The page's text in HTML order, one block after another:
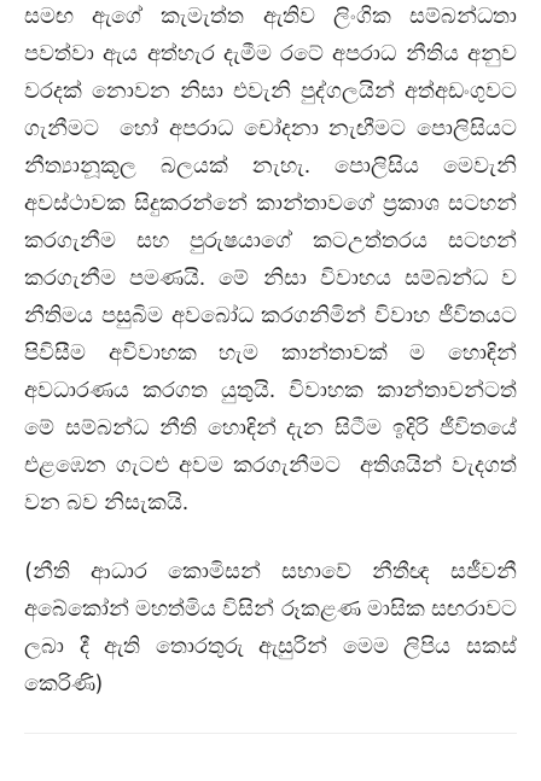
සමඟ ඇගේ කැමැත්ත ඇතිව ලිංගික සම්බන්ධතා
පවත්වා ඇය අත්හැර දැමීම රටේ අපරාධ නීතිය අනුව
වරදක් නොවන නිසා එවැනි පුද්ගලයින් අත්අඩංගුවට
ගැනීමට හෝ අපරාධ චෝදනා නැඟීමට පොලිසියට
නීත්‍යානූකූල බලයක් නැහැ. පොලිසිය මෙවැනි
අවස්ථාවක සිදුකරන්නේ කාන්තාවගේ ප්‍රකාශ සටහන්
කරගැනීම සහ පුරුෂයාගේ කටඋත්තරය සටහන්
කරගැනීම පමණයි. මේ නිසා විවාහය සම්බන්ධ ව
නීතිමය පසුබිම අවබෝධ කරගනිමින් විවාහ ජීවිතයට
පිවිසීම අවිවාහක හැම කාන්තාවක් ම හොඳින්
අවධාරණය කරගත යුතුයි. විවාහක කාන්තාවන්ටත්
මේ සම්බන්ධ නීති හොඳින් දැන සිටීම ඉදිරි ජීවිතයේ
එළඹෙන ගැටළු අවම කරගැනීමට අතිශයින් වැදගත්
වන බව නිසැකයි.
(නීති ආධාර කොමිසන් සභාවේ නීතීඥ සජීවනී
අබේකෝන් මහත්මිය විසින් රූකළණ මාසික සඟරාවට
ලබා දී ඇති තොරතුරු ඇසුරින් මෙම ලිපිය සකස්
කෙරිණි)